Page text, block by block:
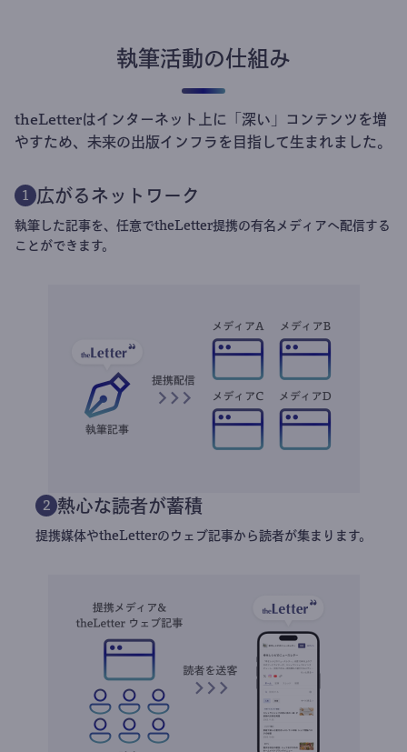
執筆活動の仕組み
theLetterはインターネット上に「深い」コンテンツを増
やすため、未来の出版インフラを目指して生まれました。
1 広がるネットワーク
執筆した記事を、任意でtheLetter提携の有名メディアへ配信する
ことができます。
2 熱心な読者が蓄積
提携媒体やtheLetterのウェブ記事から読者が集まります。